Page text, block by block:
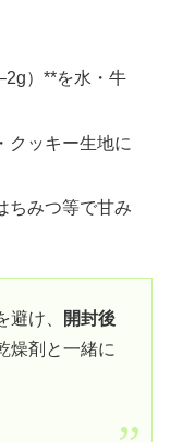
）**を水・牛
クッキー生地に
ちみつ等で甘み
避け、
開封後
燥剤と一緒に